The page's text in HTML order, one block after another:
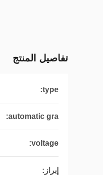
تفاصيل المنتج
type:
automatic gra:
voltage:
إبراز: